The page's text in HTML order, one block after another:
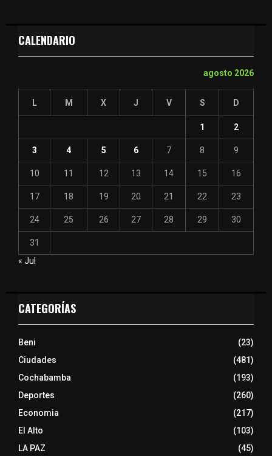
CALENDARIO
agosto 2026
L M X J V S D
1 2
3 4 5 6 7 8 9
10 11 12 13 14 15 16
17 18 19 20 21 22 23
24 25 26 27 28 29 30
31
« Jul
CATEGORÍAS
Beni
(23)
Ciudades
(481)
Cochabamba
(193)
Deportes
(260)
Economia
(217)
El Alto
(103)
LA PAZ
(45)